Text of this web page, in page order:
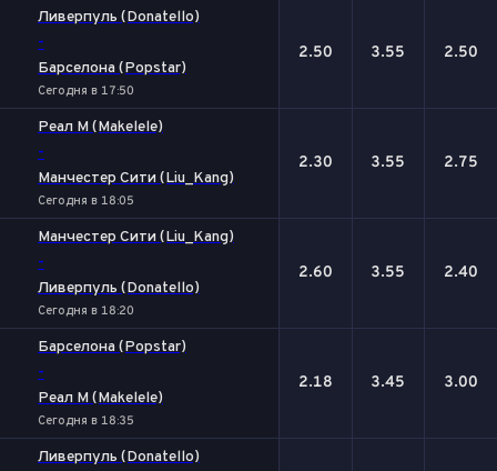
Ливерпуль (Donatello)
-
Барселона (Popstar)
Сегодня в 17:50
2.50 3.55 2.50
Реал М (Makelele)
-
Манчестер Сити (Liu_Kang)
Сегодня в 18:05
2.30 3.55 2.75
Манчестер Сити (Liu_Kang)
-
Ливерпуль (Donatello)
Сегодня в 18:20
2.60 3.55 2.40
Барселона (Popstar)
-
Реал М (Makelele)
Сегодня в 18:35
2.18 3.45 3.00
Ливерпуль (Donatello)